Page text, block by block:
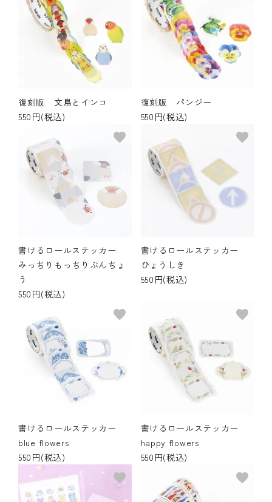
企業（法人）の皆様へ
復刻版 文鳥とインコ
550円(税込)
復刻版 パンジー
550円(税込)
書けるロールステッカー
みっちりもっちりぶんちょ
う
550円(税込)
favorite
書けるロールステッカー
ひょうしき
550円(税込)
favorite
書けるロールステッカー
blue flowers
550円(税込)
favorite
書けるロールステッカー
happy flowers
550円(税込)
favorite
favorite favorite